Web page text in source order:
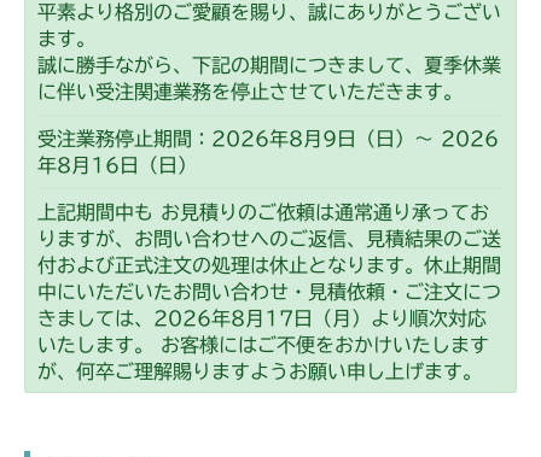
平素より格別のご愛顧を賜り、誠にありがとうござい
ます。
誠に勝手ながら、下記の期間につきまして、夏季休業
に伴い受注関連業務を停止させていただきます。
受注業務停止期間：2026年8月9日（日）～ 2026
年8月16日（日）
上記期間中も お見積りのご依頼は通常通り承ってお
りますが、お問い合わせへのご返信、見積結果のご送
付および正式注文の処理は休止となります。休止期間
中にいただいたお問い合わせ・見積依頼・ご注文につ
きましては、2026年8月17日（月）より順次対応
いたします。 お客様にはご不便をおかけいたします
が、何卒ご理解賜りますようお願い申し上げます。